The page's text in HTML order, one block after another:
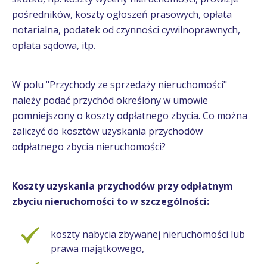
pośredników, koszty ogłoszeń prasowych, opłata
notarialna, podatek od czynności cywilnoprawnych,
opłata sądowa, itp.
W polu "Przychody ze sprzedaży nieruchomości"
należy podać przychód określony w umowie
pomniejszony o koszty odpłatnego zbycia. Co można
zaliczyć do kosztów uzyskania przychodów
odpłatnego zbycia nieruchomości?
Koszty uzyskania przychodów przy odpłatnym
zbyciu nieruchomości to w szczególności:
koszty nabycia zbywanej nieruchomości lub
prawa majątkowego,